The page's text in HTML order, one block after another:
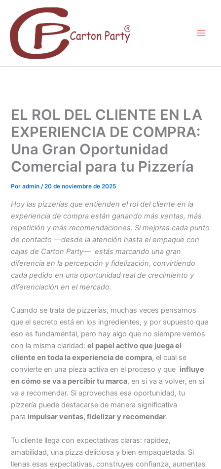
contenido
EL ROL DEL CLIENTE EN LA
EXPERIENCIA DE COMPRA:
Una Gran Oportunidad
Comercial para tu Pizzería
Poradmin/20 de noviembre de 2025
Hoy las pizzerías que entienden el rol del cliente en la
experiencia de compra están ganando más ventas, más
repetición y más recomendaciones. Si mejoras cada punto
de contacto —desde la atención hasta el empaque con
cajas de Carton Party— estás marcando una gran
diferencia en la percepción y fidelización, convirtiendo
cada pedido en una oportunidad real de crecimiento y
diferenciación en el mercado.
Cuando se trata de pizzerías, muchas veces pensamos
que el secreto está en los ingredientes, y por supuesto que
eso es fundamental, pero hay algo que no siempre vemos
con la misma claridad:el papel activo que juega el
cliente en toda la experiencia de compra, el cual se
convierte en una pieza activa en el proceso y que influye
en cómo se va a percibir tu marca, en si va a volver, en si
va a recomendar. Si aprovechas esa oportunidad, tu
pizzería puede destacarse de manera significativa
para impulsar ventas, fidelizar y recomendar.
Tu cliente llega con expectativas claras: rapidez,
amabilidad, una pizza deliciosa y bien empaquetada. Si
llenas esas expectativas, construyes confianza, aumentas